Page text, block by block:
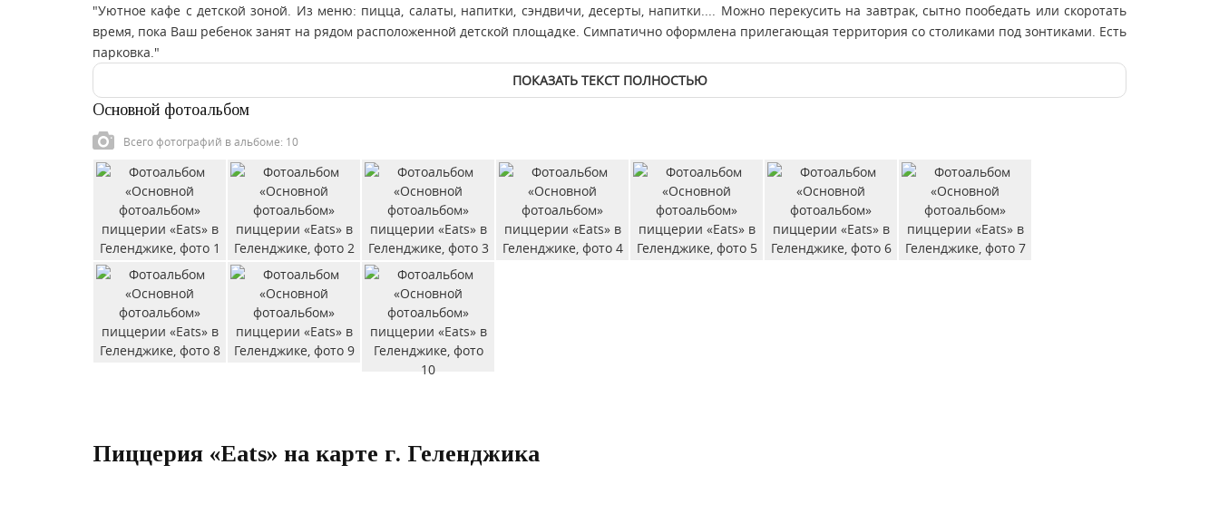
"Уютное кафе с детской зоной. Из меню: пицца, салаты, напитки, сэндвичи, десерты, напитки.... Можно перекусить на завтрак, сытно пообедать или скоротать
время, пока Ваш ребенок занят на рядом расположенной детской площадке. Симпатично оформлена прилегающая территория со столиками под зонтиками. Есть
парковка."
ПОКАЗАТЬ ТЕКСТ ПОЛНОСТЬЮ
Основной фотоальбом
Всего фотографий в альбоме: 10
Пиццерия «Eats» на карте г. Геленджика